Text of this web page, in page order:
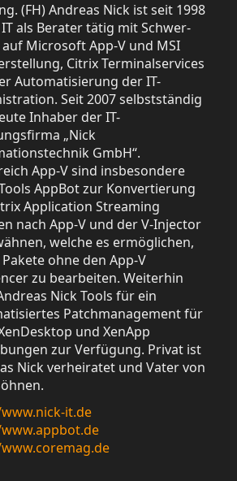
(FH) Andreas Nick ist seit 1998
als Berater tätig mit Schwer-
Microsoft App-V und MSI
Citrix Terminalservices
Automatisierung der IT-
Seit 2007 selbstständig
Inhaber der IT-
„Nick
GmbH“.
App-V sind insbesondere
AppBot zur Konvertierung
Application Streaming
nach App-V und der V-Injector
welche es ermöglichen,
ohne den App-V
zu bearbeiten. Weiterhin
Nick Tools für ein
Patchmanagement für
und XenApp
zur Verfügung. Privat ist
Nick verheiratet und Vater von
it.de